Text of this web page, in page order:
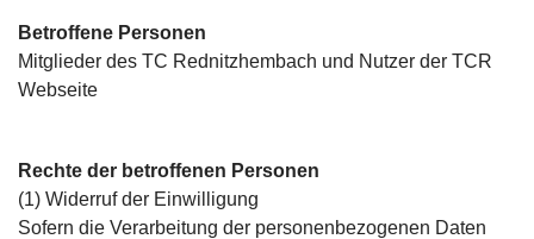
Betroffene Personen
Mitglieder des TC Rednitzhembach und Nutzer der TCR
Webseite
Rechte der betroffenen Personen
(1) Widerruf der Einwilligung
Sofern die Verarbeitung der personenbezogenen Daten